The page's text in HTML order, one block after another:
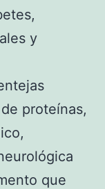
y
proteínas,
que